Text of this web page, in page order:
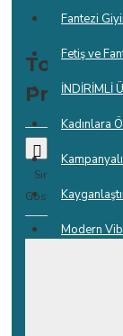
Fantezi
Fetiş ve
İNDİRİMLİ
Kadınlara
Modern
Toptan
Sırala:
Göster: